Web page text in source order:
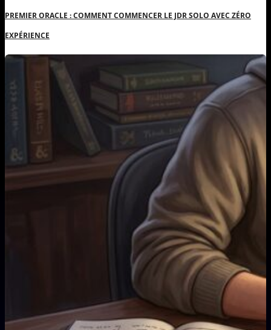
PREMIER ORACLE : COMMENT COMMENCER LE JDR SOLO AVEC ZÉRO
EXPÉRIENCE